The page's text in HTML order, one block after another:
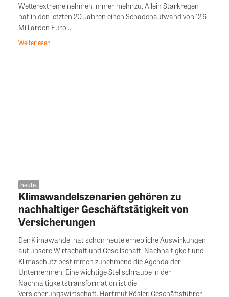
Wetterextreme nehmen immer mehr zu. Allein Starkregen
hat in den letzten 20 Jahren einen Schadenaufwand von 12,6
Milliarden Euro...
Weiterlesen
heute.
Klimawandelszenarien gehören zu
nachhaltiger Geschäftstätigkeit von
Versicherungen
Der Klimawandel hat schon heute erhebliche Auswirkungen
auf unsere Wirtschaft und Gesellschaft. Nachhaltigkeit und
Klimaschutz bestimmen zunehmend die Agenda der
Unternehmen. Eine wichtige Stellschraube in der
Nachhaltigkeitstransformation ist die
Versicherungswirtschaft. Hartmut Rösler, Geschäftsführer